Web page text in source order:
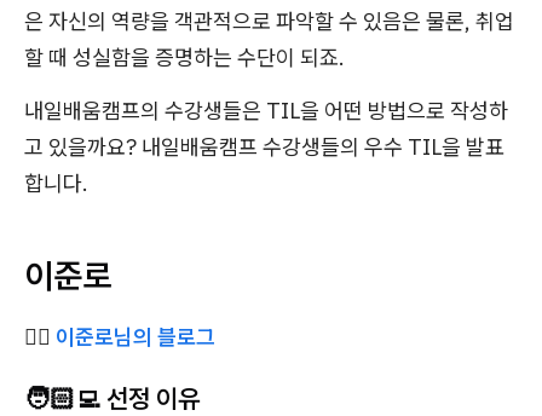
은 자신의 역량을 객관적으로 파악할 수 있음은 물론, 취업
할 때 성실함을 증명하는 수단이 되죠.
내일배움캠프의 수강생들은 TIL을 어떤 방법으로 작성하
고 있을까요? 내일배움캠프 수강생들의 우수 TIL을 발표
합니다.
이준로
✍🏻 이준로님의 블로그
🧑🏻‍💻 선정 이유